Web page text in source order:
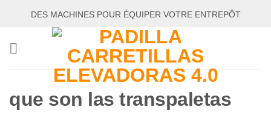
DES MACHINES POUR ÉQUIPER VOTRE ENTREPÔT
que son las transpaletas